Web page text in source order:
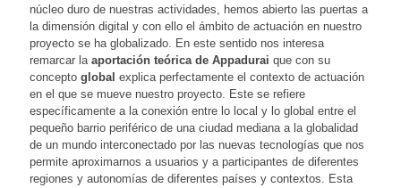
núcleo duro de nuestras actividades, hemos abierto las puertas a
la dimensión digital y con ello el ámbito de actuación en nuestro
proyecto se ha globalizado. En este sentido nos interesa
remarcar la aportación teórica de Appadurai que con su
concepto global explica perfectamente el contexto de actuación
en el que se mueve nuestro proyecto. Este se refiere
específicamente a la conexión entre lo local y lo global entre el
pequeño barrio periférico de una ciudad mediana a la globalidad
de un mundo interconectado por las nuevas tecnologías que nos
permite aproximarnos a usuarios y a participantes de diferentes
regiones y autonomías de diferentes países y contextos. Esta